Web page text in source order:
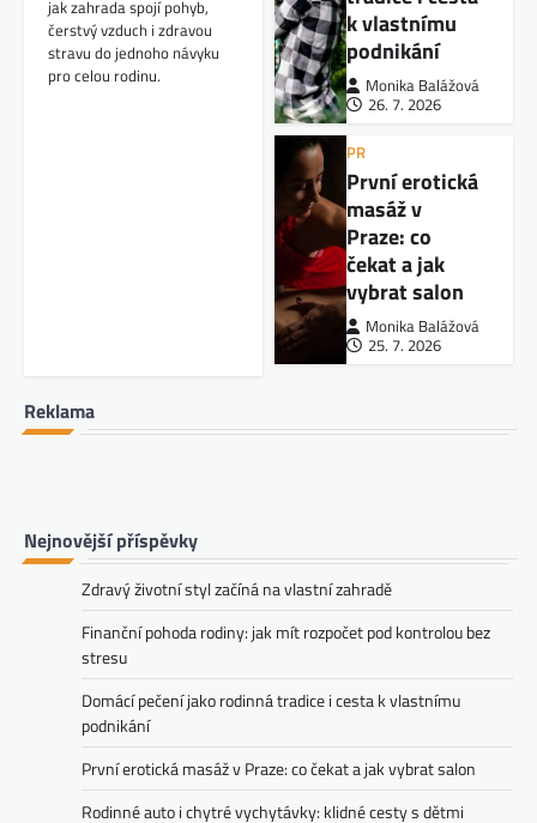
jak zahrada spojí pohyb,
čerstvý vzduch i zdravou
stravu do jednoho návyku
pro celou rodinu.
k vlastnímu
podnikání
Monika Balážová
26. 7. 2026
PR
První erotická
masáž v
Praze: co
čekat a jak
vybrat salon
Monika Balážová
25. 7. 2026
Reklama
Nejnovější příspěvky
Zdravý životní styl začíná na vlastní zahradě
Finanční pohoda rodiny: jak mít rozpočet pod kontrolou bez
stresu
Domácí pečení jako rodinná tradice i cesta k vlastnímu
podnikání
První erotická masáž v Praze: co čekat a jak vybrat salon
Rodinné auto i chytré vychytávky: klidné cesty s dětmi